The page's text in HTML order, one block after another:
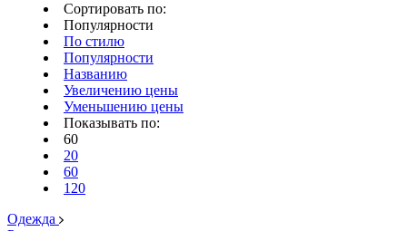
Сортировать по:
Популярности
По стилю
Популярности
Названию
Увеличению цены
Уменьшению цены
Показывать по:
60
20
60
120
Одежда